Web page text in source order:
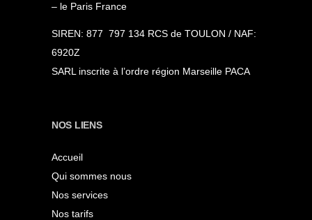
– le Paris France
SIREN: 877 797 134 RCS de TOULON / NAF:
6920Z
SARL inscrite à l’ordre région Marseille PACA
NOS LIENS
Accueil
Qui sommes nous
Nos services
Nos tarifs